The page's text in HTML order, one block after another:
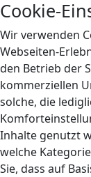
Cookie-
Wir verwenden
Webseiten-
den Betrieb der
kommerziellen
solche, die
Inhalte genutzt
welche
Sie, dass auf